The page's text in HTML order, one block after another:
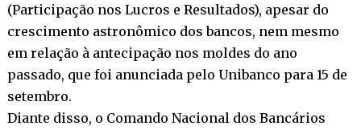
(Participação nos Lucros e Resultados), apesar do
crescimento astronômico dos bancos, nem mesmo
em relação à antecipação nos moldes do ano
passado, que foi anunciada pelo Unibanco para 15 de
setembro.
Diante disso, o Comando Nacional dos Bancários